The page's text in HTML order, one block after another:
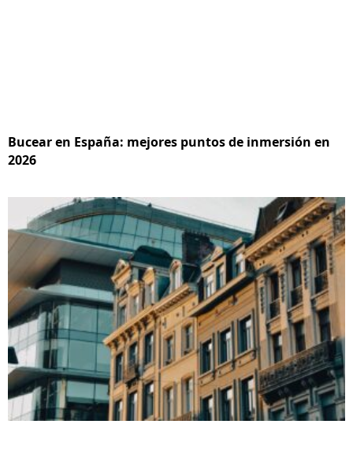
Bucear en España: mejores puntos de inmersión en
2026